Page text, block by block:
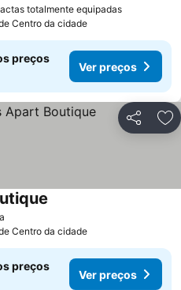
totalmente equipadas
Centro da cidade
preços
Ver preços
Partilhar
Centro da cidade
preços
Ver preços